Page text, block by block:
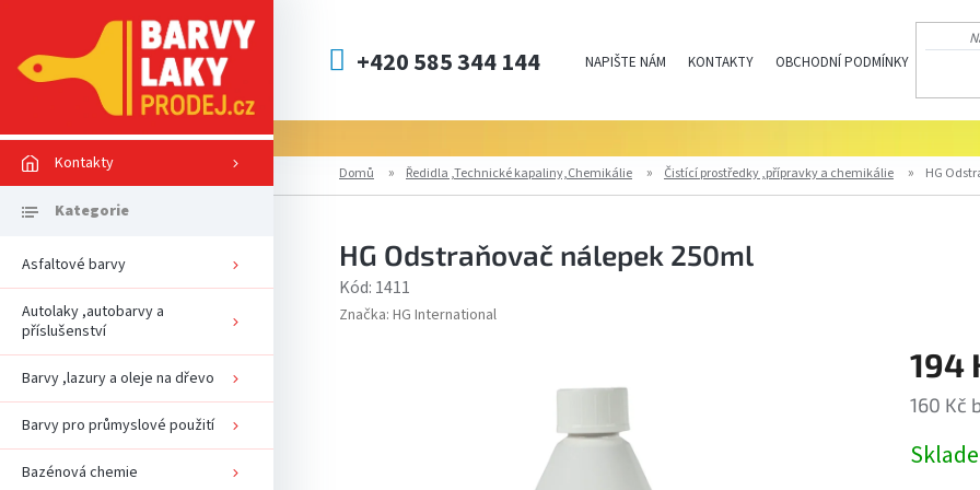
+420 585 344 144 NAPIŠTE NÁM KONTAKTY OBCHODNÍ PODMÍNKY
Kontakty
Asfaltové barvy
Autolaky ,autobarvy a
příslušenství
Barvy ,lazury a oleje na dřevo
Barvy pro průmyslové použití
Bazénová chemie
Domů Ředidla ,Technické kapaliny,Chemikálie Čistící prostředky ,přípravky a chemikálie HG
HG Odstraňovač nálepek 250ml
Kód: 1411
Značka: HG International
194
160 Kč
cena: